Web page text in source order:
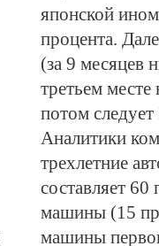
японской
процента.
(за 9 месяцев
третьем
потом
Аналитики
трехлетние
составляет
машины (15
машины